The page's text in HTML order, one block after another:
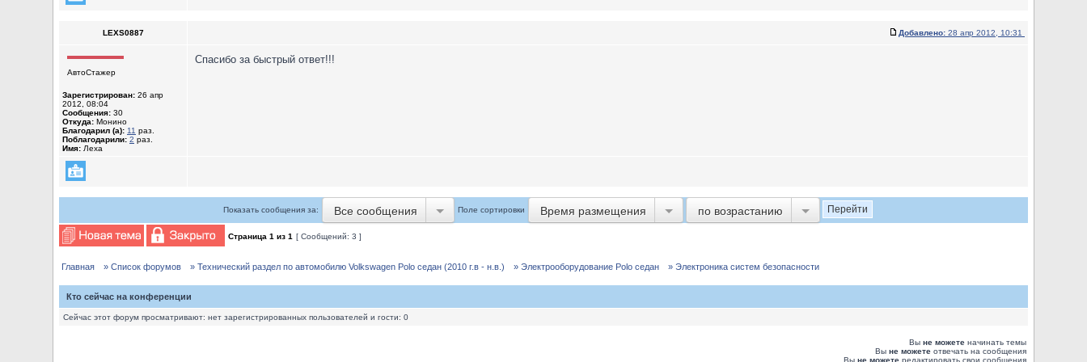
LEXS0887 Добавлено: 28 апр 2012, 10:31
АвтоСтажер
Зарегистрирован: 26 апр
2012, 08:04
Сообщения: 30
Откуда: Монино
Благодарил (а): 11 раз.
Поблагодарили: 2 раз.
Имя: Леха
Спасибо за быстрый ответ!!!
Показать сообщения за: Все сообщения Поле сортировки Время размещения по возрастанию
Страница 1 из 1 [ Сообщений: 3 ]
Главная » Список форумов » Технический раздел по автомобилю Volkswagen Polo седан (2010 г.в - н.в.) » Электрооборудование Polo седан » Электроника систем безопасности
Кто сейчас на конференции
Сейчас этот форум просматривают: нет зарегистрированных пользователей и гости: 0
Вы не можете начинать темы
Вы не можете отвечать на сообщения
Вы не можете редактировать свои сообщения